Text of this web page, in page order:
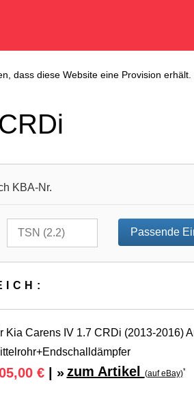
dass diese Website eine Provision
KBA-Nr.
Passende
Kia Carens IV 1.7 CRDi (2013-2016)
€| » zum Artikel (auf eBay)*